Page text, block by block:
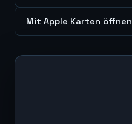
Mit Apple Karten öffnen